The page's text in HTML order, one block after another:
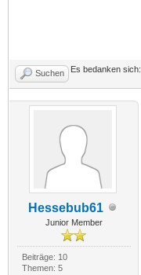
Suchen Es bedanken sich:
Hessebub61
Junior Member
Beiträge: 10
Themen: 5